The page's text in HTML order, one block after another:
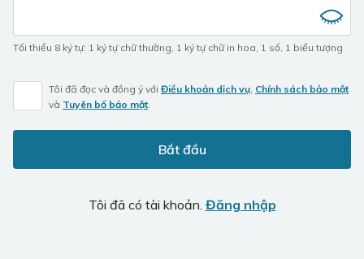
Tối thiểu 8 ký tự: 1 ký tự chữ thường, 1 ký tự chữ in hoa, 1 số, 1 biểu tượng
Tôi đã đọc và đồng ý với Điều khoản dịch vụ, Chính sách bảo mật
và Tuyên bố bảo mật.
Bắt đầu
Tôi đã có tài khoản. Đăng nhập